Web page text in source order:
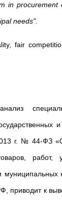
in procurement
needs".
fair
г. № 44-ФЗ «О
работ,
приводит к